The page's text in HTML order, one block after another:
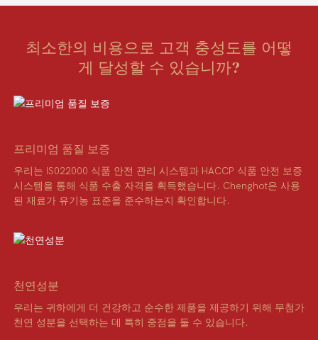
최소한의 비용으로 고객 충성도를 어떻
게 달성할 수 있습니까?
프리미엄 품질 보증
우리는 IS022000 식품 안전 관리 시스템과 HACCP 식품 안전 보증
시스템을 통해 식품 수출 자격을 획득했습니다. Chenghot은 사용
된 재료가 유기농 표준을 준수하는지 확인합니다.
천연성분
우리는 귀하에게 더 건강하고 순수한 제품을 제공하기 위해 무첨가
천연 성분을 선택하는 데 특히 중점을 둘 수 있습니다.